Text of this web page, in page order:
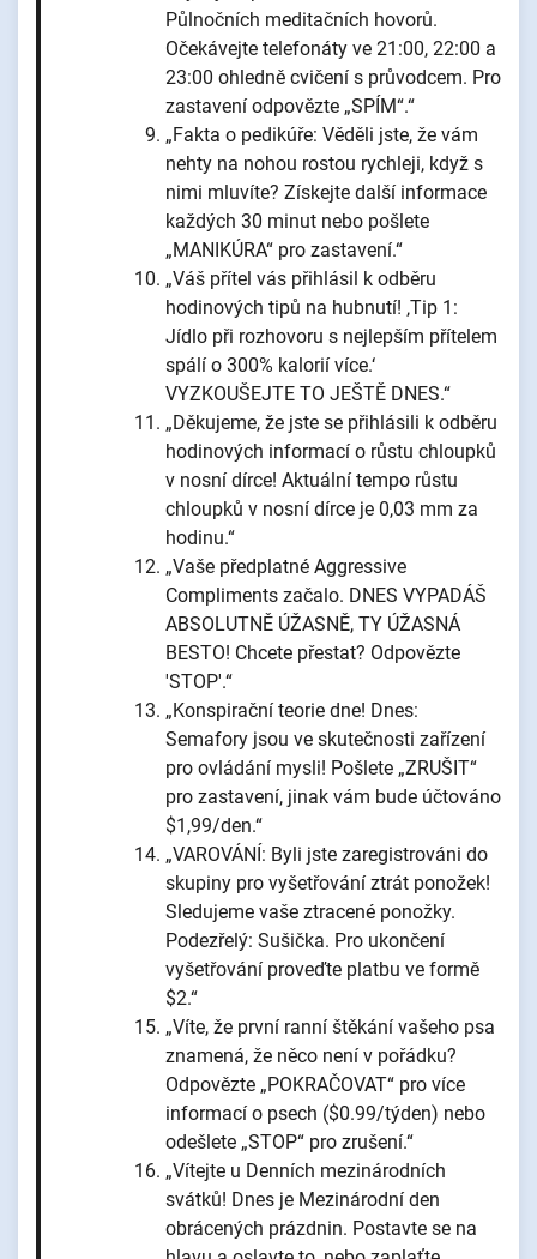
Půlnočních meditačních hovorů.
Očekávejte telefonáty ve 21:00, 22:00 a
23:00 ohledně cvičení s průvodcem. Pro
zastavení odpovězte „SPÍM“.“
„Fakta o pedikúře: Věděli jste, že vám
nehty na nohou rostou rychleji, když s
nimi mluvíte? Získejte další informace
každých 30 minut nebo pošlete
„MANIKÚRA“ pro zastavení.“
„Váš přítel vás přihlásil k odběru
hodinových tipů na hubnutí! ‚Tip 1:
Jídlo při rozhovoru s nejlepším přítelem
spálí o 300% kalorií více.‘
VYZKOUŠEJTE TO JEŠTĚ DNES.“
„Děkujeme, že jste se přihlásili k odběru
hodinových informací o růstu chloupků
v nosní dírce! Aktuální tempo růstu
chloupků v nosní dírce je 0,03 mm za
hodinu.“
„Vaše předplatné Aggressive
Compliments začalo. DNES VYPADÁŠ
ABSOLUTNĚ ÚŽASNĚ, TY ÚŽASNÁ
BESTO! Chcete přestat? Odpovězte
'STOP'.“
„Konspirační teorie dne! Dnes:
Semafory jsou ve skutečnosti zařízení
pro ovládání mysli! Pošlete „ZRUŠIT“
pro zastavení, jinak vám bude účtováno
$1,99/den.“
„VAROVÁNÍ: Byli jste zaregistrováni do
skupiny pro vyšetřování ztrát ponožek!
Sledujeme vaše ztracené ponožky.
Podezřelý: Sušička. Pro ukončení
vyšetřování proveďte platbu ve formě
$2.“
„Víte, že první ranní štěkání vašeho psa
znamená, že něco není v pořádku?
Odpovězte „POKRAČOVAT“ pro více
informací o psech ($0.99/týden) nebo
odešlete „STOP“ pro zrušení.“
„Vítejte u Denních mezinárodních
svátků! Dnes je Mezinárodní den
obrácených prázdnin. Postavte se na